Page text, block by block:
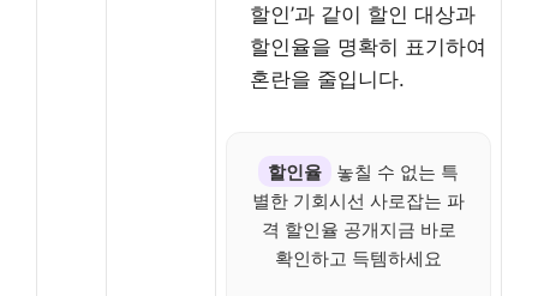
할인’과 같이 할인 대상과
할인율을 명확히 표기하여
혼란을 줄입니다.
할인율
놓칠 수 없는 특
별한 기회시선 사로잡는 파
격 할인율 공개지금 바로
확인하고 득템하세요